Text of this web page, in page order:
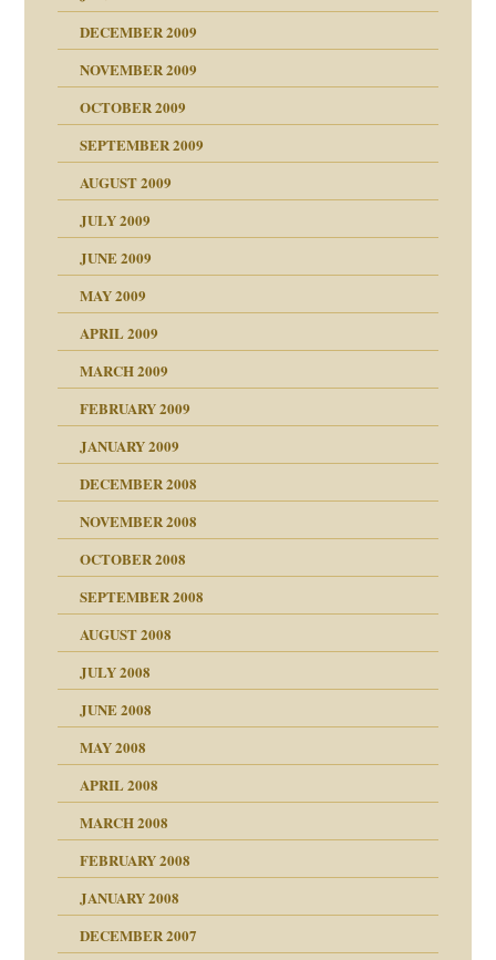
DECEMBER 2009
NOVEMBER 2009
OCTOBER 2009
SEPTEMBER 2009
AUGUST 2009
JULY 2009
JUNE 2009
MAY 2009
APRIL 2009
MARCH 2009
FEBRUARY 2009
JANUARY 2009
DECEMBER 2008
NOVEMBER 2008
OCTOBER 2008
SEPTEMBER 2008
AUGUST 2008
JULY 2008
Juni 2008
JUNE 2008
und Staat
MAY 2008
APRIL 2008
MARCH 2008
FEBRUARY 2008
JANUARY 2008
DECEMBER 2007